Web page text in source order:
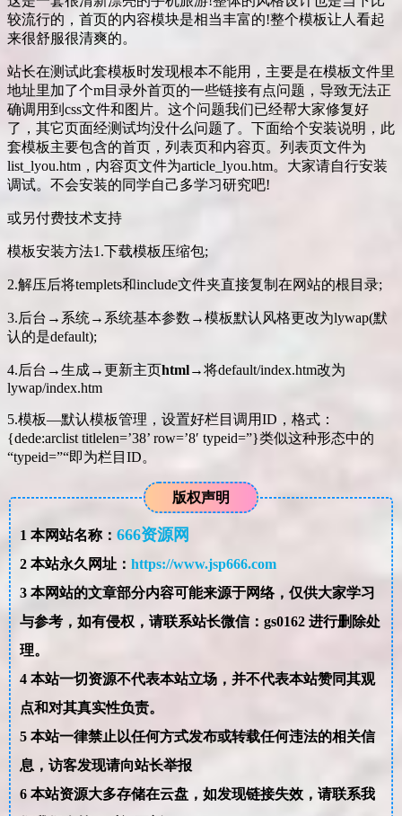
较流行的，首页的内容模块是相当丰富的!整个模板让人看起
来很舒服很清爽的。
站长在测试此套模板时发现根本不能用，主要是在模板文件里
地址里加了个m目录外首页的一些链接有点问题，导致无法正
确调用到css文件和图片。这个问题我们已经帮大家修复好
了，其它页面经测试均没什么问题了。下面给个安装说明，此
套模板主要包含的首页，列表页和内容页。列表页文件为
list_lyou.htm，内容页文件为article_lyou.htm。大家请自行安装
调试。不会安装的同学自己多学习研究吧!
或另付费技术支持
模板安装方法1.下载模板压缩包;
2.解压后将templets和include文件夹直接复制在网站的根目录;
3.后台→系统→系统基本参数→模板默认风格更改为lywap(默
认的是default);
4.后台→生成→更新主页html→将default/index.htm改为
lywap/index.htm
5.模板—默认模板管理，设置好栏目调用ID，格式：
{dede:arclist titlelen=’38’ row=’8′ typeid=”}类似这种形态中的
“typeid=”“即为栏目ID。
版权声明
1 本网站名称： 666资源网
2本站永久网址： https://www.jsp666.com
3本网站的文章部分内容可能来源于网络，仅供大家学习
与参考，如有侵权，请联系站长微信：gs0162 进行删除处
理。
4本站一切资源不代表本站立场，并不代表本站赞同其观
点和对其真实性负责。
5本站一律禁止以任何方式发布或转载任何违法的相关信
息，访客发现请向站长举报
6本站资源大多存储在云盘，如发现链接失效，请联系我